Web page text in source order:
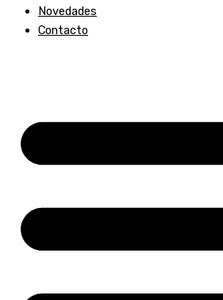
Novedades
Contacto